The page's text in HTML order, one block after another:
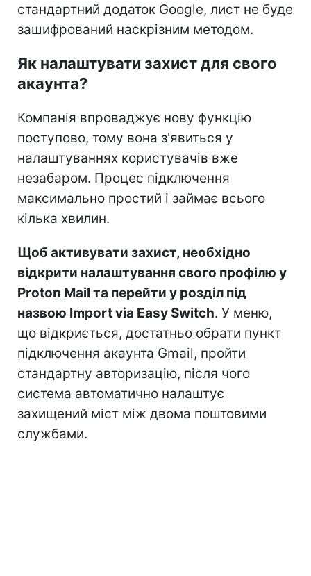
стандартний додаток Google, лист не буде
зашифрований наскрізним методом.
Як налаштувати захист для свого
акаунта?
Компанія впроваджує нову функцію
поступово, тому вона з'явиться у
налаштуваннях користувачів вже
незабаром. Процес підключення
максимально простий і займає всього
кілька хвилин.
Щоб активувати захист, необхідно
відкрити налаштування свого профілю у
Proton Mail та перейти у розділ під
назвою Import via Easy Switch. У меню,
що відкриється, достатньо обрати пункт
підключення акаунта Gmail, пройти
стандартну авторизацію, після чого
система автоматично налаштує
захищений міст між двома поштовими
службами.